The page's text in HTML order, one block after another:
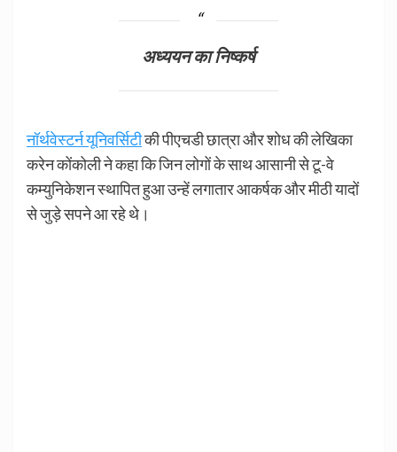
अध्ययन का निष्कर्ष
नॉर्थवेस्टर्न यूनिवर्सिटीकी पीएचडी छात्रा और शोध की लेखिका
करेन कोंकोली ने कहा कि जिन लोगों के साथ आसानी से टू-वे
कम्युनिकेशन स्थापित हुआ उन्हें लगातार आकर्षक और मीठी यादों
से जुड़े सपने आ रहे थे।